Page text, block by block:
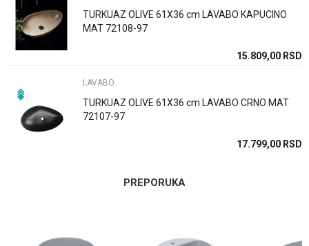
TURKUAZ OLIVE 61X36 cm LAVABO KAPUCINO
MAT 72108-97
15.809,00 RSD
LAVABO
TURKUAZ OLIVE 61X36 cm LAVABO CRNO MAT
72107-97
17.799,00 RSD
PREPORUKA